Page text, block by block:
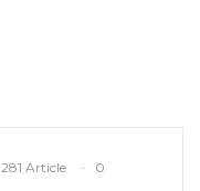
281 Article
0